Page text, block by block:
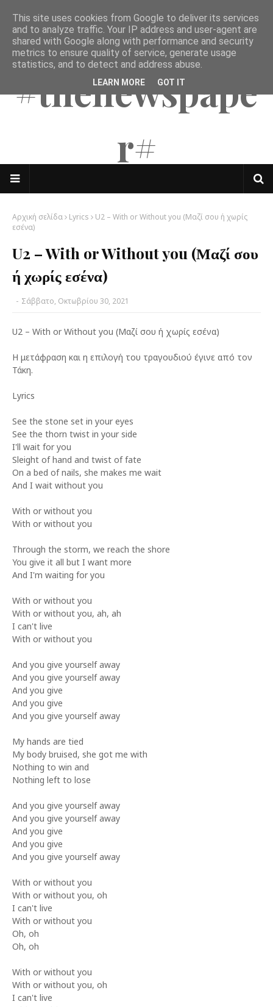
The Mates
#thenewspape
r#
Αρχική σελίδα Lyrics
U2 – With or Without you (Μαζί σου ή χωρίς
εσένα)
U2 – With or Without you (Μαζί σου
ή χωρίς εσένα)
- Σάββατο, Οκτωβρίου 30, 2021
U2 – With or Without you (Μαζί σου ή χωρίς εσένα)
Η μετάφραση και η επιλογή του τραγουδιού έγινε από τον
Τάκη.
Lyrics
See the stone set in your eyes
See the thorn twist in your side
I'll wait for you
Sleight of hand and twist of fate
On a bed of nails, she makes me wait
And I wait without you
With or without you
With or without you
Through the storm, we reach the shore
You give it all but I want more
And I'm waiting for you
With or without you
With or without you, ah, ah
I can't live
With or without you
And you give yourself away
And you give yourself away
And you give
And you give
And you give yourself away
My hands are tied
My body bruised, she got me with
Nothing to win and
Nothing left to lose
And you give yourself away
And you give yourself away
And you give
And you give
And you give yourself away
With or without you
With or without you, oh
I can't live
With or without you
Oh, oh
Oh, oh
With or without you
With or without you, oh
I can't live
This site uses cookies from Google to deliver its services
and to analyze traffic. Your IP address and user-agent are
shared with Google along with performance and security
metrics to ensure quality of service, generate usage
statistics, and to detect and address abuse.
LEARN MORE GOT IT